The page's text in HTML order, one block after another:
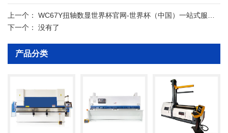
3.在下死点有保压延时功能，确保工件精度。
4.在国家相关标准条件下，折弯角度精度可达
±45´。（引用标准JB/T22572-2011）
5.有慢速下降控制的功能，操作者能更好地控制
工件。
■ 液压系统
1.液压系统（德国博世力士乐）可实现滑块快速
下降，慢速下降，工作速度折弯，快速回程及向上，
向下过程中滑块急停等动作。
2.油泵采用（美国SUNNY）齿轮泵，可承受高
压、噪音低。
上一个： WC67Y扭轴数显世界杯官网-世界杯（中国）一站式服务官网
下一个： 没有了
产品分类